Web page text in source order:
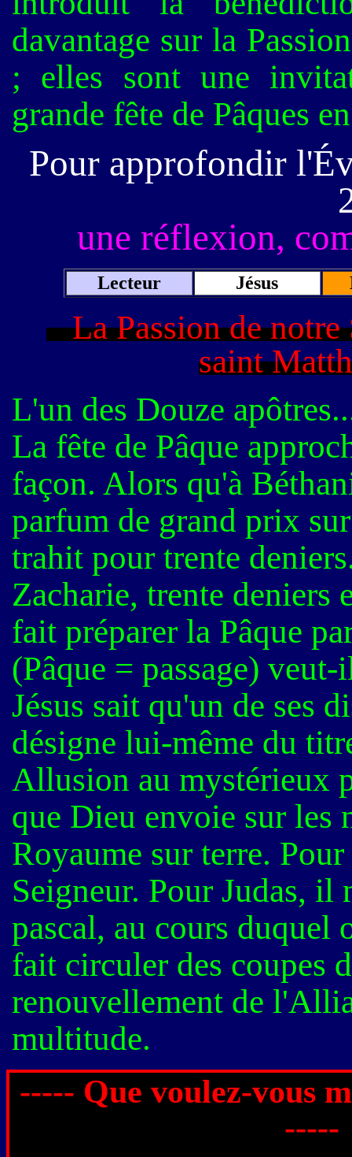
davantage sur la
; elles sont une
grande fête de Pâques
Pour approfondir
une réflexion,
Lecteur Jésus
La Passion de notre
saint
L'un des Douze
La fête de Pâque
façon. Alors qu'à
parfum de grand prix
trahit pour trente
Zacharie, trente deniers
fait préparer la Pâque
(Pâque = passage)
Jésus sait qu'un de ses
désigne lui-même du
Allusion au mystérieux
que Dieu envoie sur les
Royaume sur terre.
Seigneur. Pour Judas, il
pascal, au cours duquel
fait circuler des coupes
renouvellement de
multitude.
----- Que voulez-vous
-----